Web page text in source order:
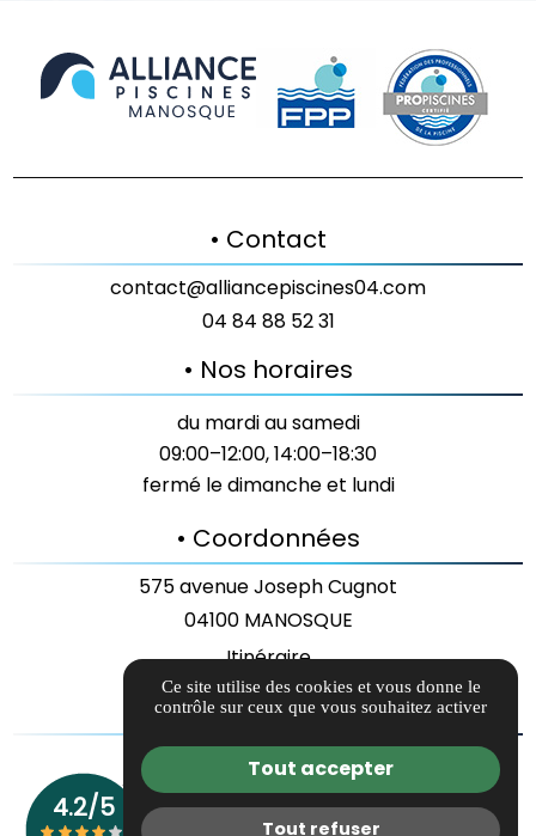
• Contact
contact@alliancepiscines04.com
04 84 88 52 31
• Nos horaires
du mardi au samedi
09:00–12:00, 14:00–18:30
fermé le dimanche et lundi
• Coordonnées
575 avenue Joseph Cugnot
04100 MANOSQUE
Itinéraire
• Liens utiles
Guide local
Informations complémentaires
Mentions légales
Ce site utilise des cookies et vous donne le
contrôle sur ceux que vous souhaitez activer
Tout accepter
Tout refuser